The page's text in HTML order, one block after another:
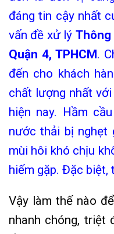
đáng tin cậy nhất
vấn đề xử lý
Quận 4, TPHCM.
đến cho khách
chất lượng nhất
hiện nay. Hầm
nước thải bị nghẹt
mùi hôi khó chịu
hiếm gặp. Đặc biệt,
Vậy làm thế nào
nhanh chóng, triệt